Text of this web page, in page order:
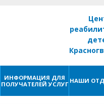
ИНФОРМАЦИЯ ДЛЯ
ПОЛУЧАТЕЛЕЙ УСЛУГ НАШИ